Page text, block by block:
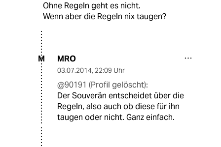
Ohne Regeln geht es nicht.
Wenn aber die Regeln nix taugen?
M MRO
03.07.2014, 22:09 Uhr
@90191 (Profil gelöscht):
Der Souverän entscheidet über die
Regeln, also auch ob diese für ihn
taugen oder nicht. Ganz einfach.